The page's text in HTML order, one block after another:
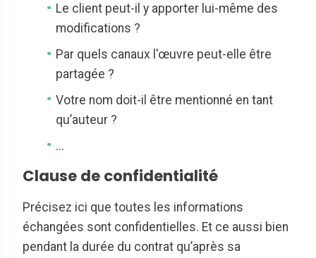
Le client peut-il y apporter lui-même des
modifications ?
Par quels canaux l'œuvre peut-elle être
partagée ?
Votre nom doit-il être mentionné en tant
qu’auteur ?
...
Clause de confidentialité
Précisez ici que toutes les informations
échangées sont confidentielles. Et ce aussi bien
pendant la durée du contrat qu’après sa